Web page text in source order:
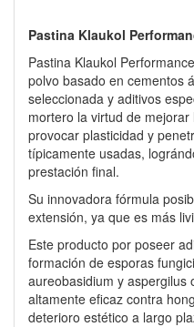
Pastina Klaukol
Pastina Klaukol
polvo basado en cementos
seleccionada y aditivos
mortero la virtud de
provocar plasticidad y
típicamente usadas,
prestación final.
Su innovadora fórmula
extensión, ya que es más
Este producto por poseer
formación de esporas
aureobasidium y aspergilus
altamente eficaz contra
deterioro estético a largo